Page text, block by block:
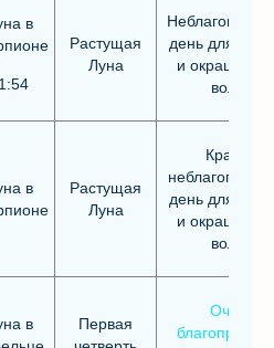
в
Растущая
Луна
день для
и
волос
в
Растущая
Луна
Крайне
день для
и
волос
в
Первая
Очень